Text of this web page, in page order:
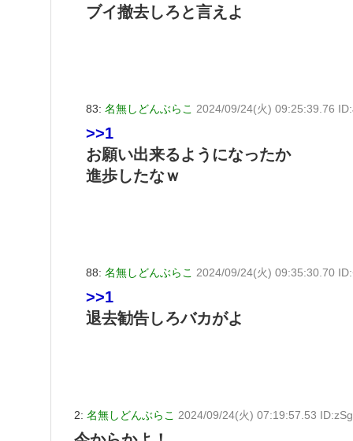
ブイ撤去しろと言えよ
83: 名無しどんぶらこ 2024/09/24(火) 09:25:39.76
>>1
お願い出来るようになったか
進歩したなｗ
88: 名無しどんぶらこ 2024/09/24(火) 09:35:30.70
>>1
退去勧告しろバカがよ
2: 名無しどんぶらこ 2024/09/24(火) 07:19:57.53